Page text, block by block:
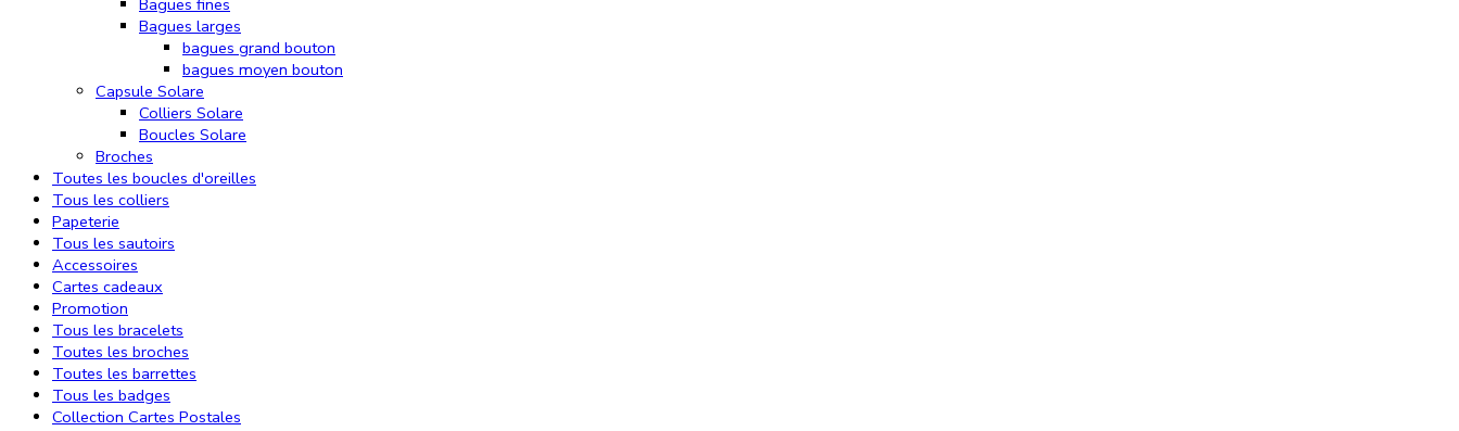
Bagues larges
bagues grand bouton
bagues moyen bouton
Capsule Solare
Colliers Solare
Boucles Solare
Broches
Toutes les boucles d'oreilles
Tous les colliers
Papeterie
Tous les sautoirs
Accessoires
Cartes cadeaux
Promotion
Tous les bracelets
Toutes les broches
Toutes les barrettes
Tous les badges
Collection Cartes Postales